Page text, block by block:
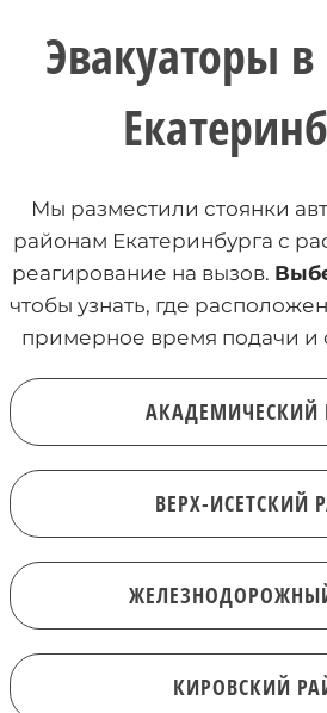
Эвакуаторы
Мы разместили стоянки
районам Екатеринбурга с
реагирование на вызов.
чтобы узнать, где
примерное время подачи и
АКАДЕМИЧЕСКИЙ
ВЕРХ-ИСЕТСКИЙ
КИРОВСКИЙ